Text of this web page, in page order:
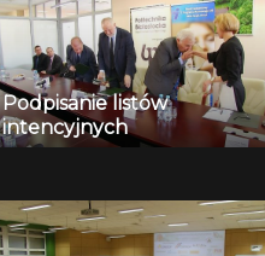
Podpisanie listów
intencyjnych